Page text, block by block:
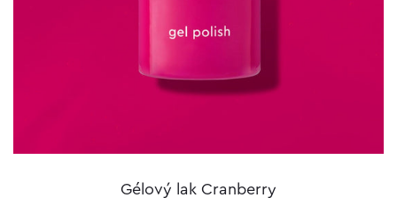
Gélový lak Cranberry